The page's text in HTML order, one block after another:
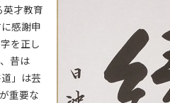
才教育
感謝申
を正し
昔は
」は芸
重要な